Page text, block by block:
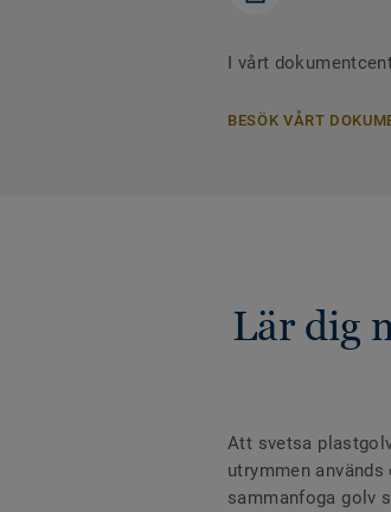
I vårt
BESÖK VÅRT
Lär dig
Att svetsa
utrymmen
sammanfoga golv